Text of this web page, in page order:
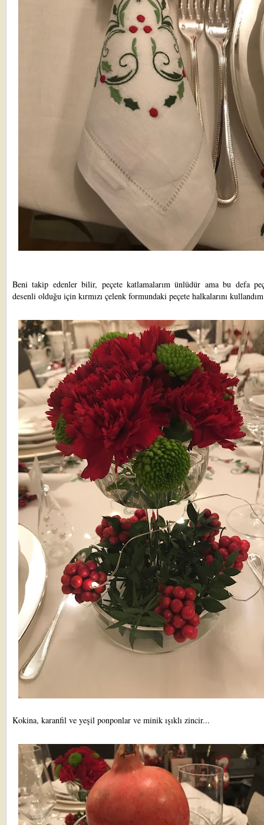
Beni takip edenler bilir, peçete katlamalarım ünlüdür ama bu defa
desenli olduğu için kırmızı çelenk formundaki peçete halkalarını
Kokina, karanfil ve yeşil ponponlar ve minik ışıklı zincir...